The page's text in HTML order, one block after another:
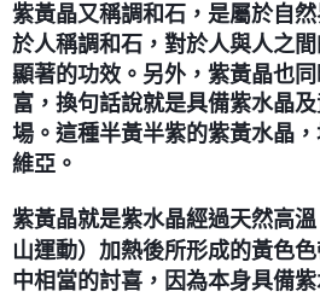
郵局幫你送（離島）
每筆NT$80，滿NT$3,000(含以上)免運
付款後門市自取
免運費
紫黃晶又稱調和石，是屬於自
於人稱調和石，對於人與人之
顯著的功效。另外，紫黃晶也
富，換句話說就是具備紫水晶
場。這種半黃半紫的紫黃水晶
維亞。
紫黃晶就是紫水晶經過天然高
山運動）加熱後所形成的黃色
中相當的討喜，因為本身具備